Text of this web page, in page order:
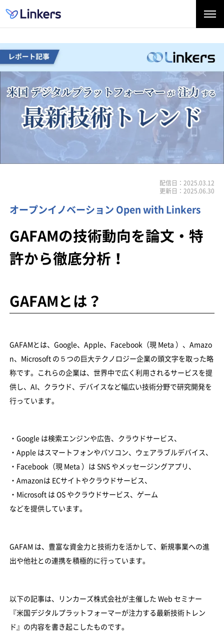
配信日：2025.03.12
更新日：2025.06.30
オープンイノベーション Open with Linkers
GAFAMの技術動向を論文・特
許から徹底分析！
GAFAMとは？
GAFAMとは、Google、Apple、Facebook（現 Meta ）、Amazo
n、Microsoft の５つの巨大テクノロジー企業の頭文字を取った略
称です。これらの企業は、世界中で広く利用されるサービスを提
供し、AI、クラウド、デバイスなど幅広い技術分野で研究開発を
行っています。
・Google は検索エンジンや広告、クラウドサービス、
・Apple はスマートフォンやパソコン、ウェアラブルデバイス、
・Facebook（現 Meta ）は SNS やメッセージングアプリ、
・Amazonは ECサイトやクラウドサービス、
・Microsoft は OS やクラウドサービス、ゲーム
などを提供しています。
GAFAM は、豊富な資金力と技術力を活かして、新規事業への進
出や他社との連携を積極的に行っています。
以下の記事は、リンカーズ株式会社が主催した Web セミナー
『米国デジタルプラットフォーマーが注力する最新技術トレン
ド』の内容を書き起こしたものです。